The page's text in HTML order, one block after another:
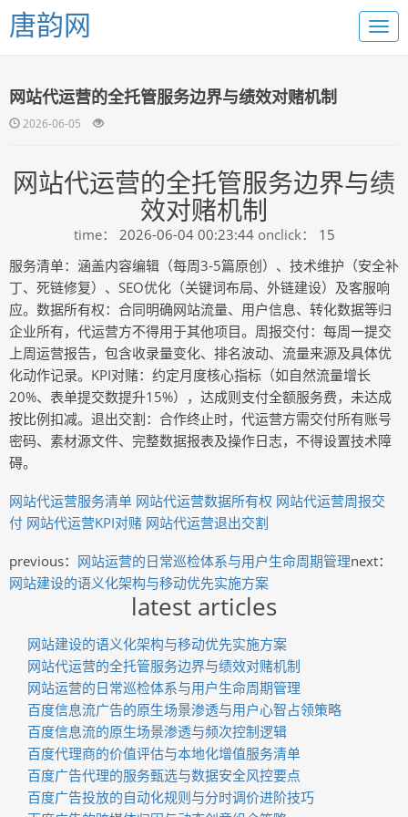
唐韵网
网站代运营的全托管服务边界与绩效对赌机制
2026-06-05
网站代运营的全托管服务边界与绩
效对赌机制
time： 2026-06-04 00:23:44 onclick：
15
服务清单：涵盖内容编辑（每周3-5篇原创）、技术维护（安全补
丁、死链修复）、SEO优化（关键词布局、外链建设）及客服响
应。数据所有权：合同明确网站流量、用户信息、转化数据等归
企业所有，代运营方不得用于其他项目。周报交付：每周一提交
上周运营报告，包含收录量变化、排名波动、流量来源及具体优
化动作记录。KPI对赌：约定月度核心指标（如自然流量增长
20%、表单提交数提升15%），达成则支付全额服务费，未达成
按比例扣减。退出交割：合作终止时，代运营方需交付所有账号
密码、素材源文件、完整数据报表及操作日志，不得设置技术障
碍。
网站代运营服务清单 网站代运营数据所有权 网站代运营周报交
付 网站代运营KPI对赌 网站代运营退出交割
previous： 网站运营的日常巡检体系与用户生命周期管理next：
网站建设的语义化架构与移动优先实施方案
latest articles
网站建设的语义化架构与移动优先实施方案
网站代运营的全托管服务边界与绩效对赌机制
网站运营的日常巡检体系与用户生命周期管理
百度信息流广告的原生场景渗透与用户心智占领策略
百度信息流的原生场景渗透与频次控制逻辑
百度代理商的价值评估与本地化增值服务清单
百度广告代理的服务甄选与数据安全风控要点
百度广告投放的自动化规则与分时调价进阶技巧